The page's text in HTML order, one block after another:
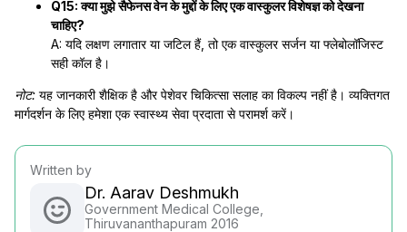
Q15: क्या मुझे सैफेनस वेन के मुद्दों के लिए एक वास्कुलर विशेषज्ञ को देखना
चाहिए?
A: यदि लक्षण लगातार या जटिल हैं, तो एक वास्कुलर सर्जन या फ्लेबोलॉजिस्ट
सही कॉल है।
नोट: यह जानकारी शैक्षिक है और पेशेवर चिकित्सा सलाह का विकल्प नहीं है। व्यक्तिगत
मार्गदर्शन के लिए हमेशा एक स्वास्थ्य सेवा प्रदाता से परामर्श करें।
Written by
Dr. Aarav Deshmukh
Government Medical College,
Thiruvananthapuram 2016